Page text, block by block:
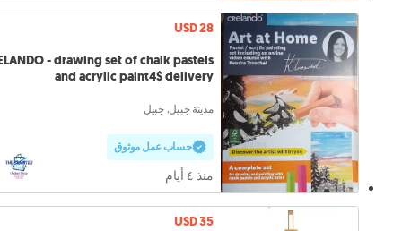
USD 28
- drawing set of chalk pastels
and acrylic paint4$ delivery
مدينة جبيل, جبيل
حساب عمل موثوق
منذ ٤ أيام
USD 35